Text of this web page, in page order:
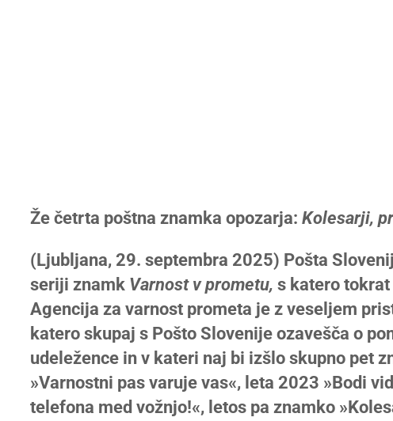
Že četrta poštna znamka opozarja: Kolesarji,
(Ljubljana, 29. septembra 2025) Pošta
seriji znamk Varnost v prometu, s katero
Agencija za varnost prometa je z veseljem
katero skupaj s Pošto Slovenije ozavešča o
udeležence in v kateri naj bi izšlo skupno pet
»Varnostni pas varuje vas«, leta 2023 »Bodi
telefona med vožnjo!«, letos pa znamko